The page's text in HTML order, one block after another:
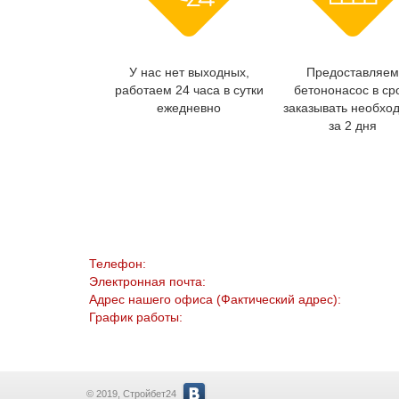
У нас нет выходных,
работаем 24 часа в сутки
ежедневно
Предоставляем
бетононасос в
заказывать
за 2 дня
Телефон:
Электронная почта:
Адрес нашего офиса (Фактический адрес):
График работы:
© 2019, Стройбет24